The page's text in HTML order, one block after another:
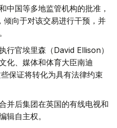
中国等多地监管机构的批准，
向于对该交易进行干预，并
行官埃里森（David Ellison）
化、媒体和体育大臣南迪
保证将转化为具有法律约束
并后集团在英国的有线电视和
辑自主权。